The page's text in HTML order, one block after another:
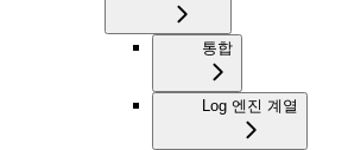
통합
Log 엔진 계열